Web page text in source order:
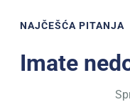
NAJČEŠĆA PITANJA
Imate